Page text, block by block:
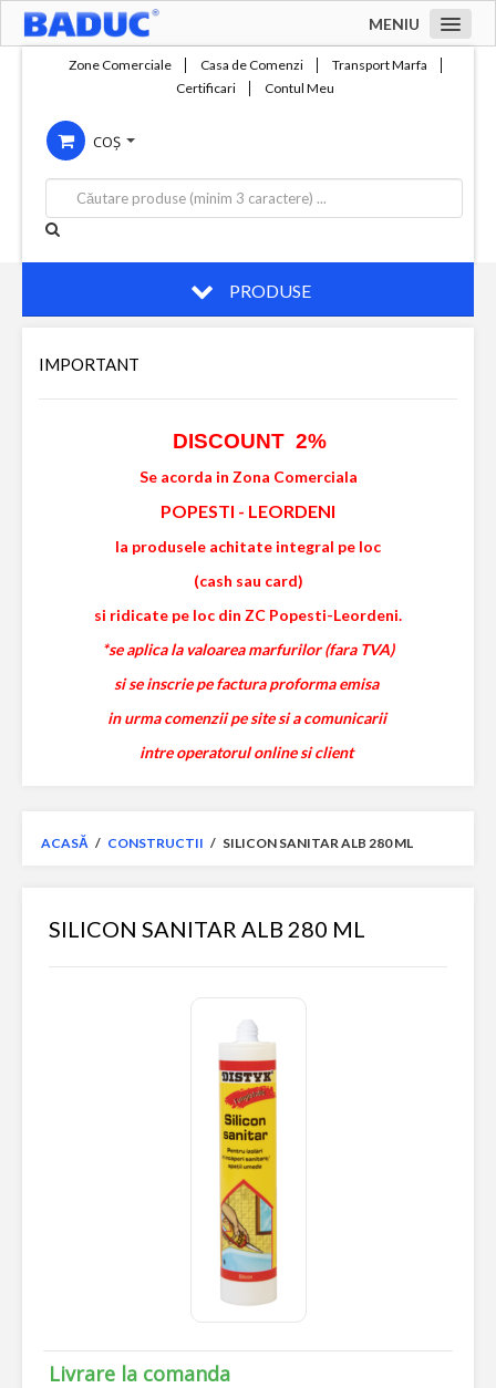
MENIU
Compania
Servicii
Productie
Contact
Zone Comerciale Casa de Comenzi
Transport Marfa
Certificari
Contul Meu
COȘ
PRODUSE
IMPORTANT
DISCOUNT 2%
Se acorda in Zona Comerciala
POPESTI - LEORDENI
la produsele achitate integral pe loc
(cash sau card)
si ridicate pe loc din ZC Popesti-Leordeni.
*se aplica la valoarea marfurilor (fara TVA)
si se inscrie pe factura proforma emisa
in urma comenzii pe site si a comunicarii
intre operatorul online si client
ACASĂ / CONSTRUCTII / SILICON SANITAR ALB 280 ML
SILICON SANITAR ALB 280 ML
Livrare la comanda